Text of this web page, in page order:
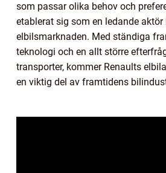
som passar olika behov och
etablerat sig som en ledande aktör
elbilsmarknaden. Med ständiga
teknologi och en allt större
transporter, kommer Renaults
en viktig del av framtidens